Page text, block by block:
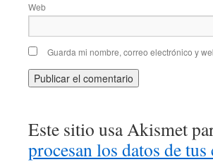
Web
Guarda mi nombre, correo electrónico y
Este sitio usa Akismet
procesan los datos de